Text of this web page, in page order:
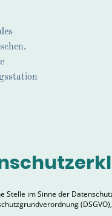
Stelle im Sinne der